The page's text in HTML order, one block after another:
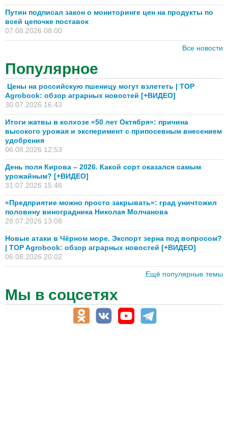
Путин подписал закон о мониторинге цен на продукты по
всей цепочке поставок
07.08.2026 08:00
Все новости
Популярное
Цены на российскую пшеницу могут взлететь | TOP
Agrobook: обзор аграрных новостей [+ВИДЕО]
30.07.2026 16:43
Итоги жатвы в колхозе «50 лет Октября»: причина
высокого урожая и эксперимент с припосевным внесением
удобрения
06.08.2026 12:53
День поля Кирова – 2026. Какой сорт оказался самым
урожайным? [+ВИДЕО]
31.07.2026 15:46
«Предприятие можно просто закрывать»: град уничтожил
половину виноградника Николая Молчанова
28.07.2026 13:08
Новые атаки в Чёрном море. Экспорт зерна под вопросом?
| TOP Agrobook: обзор аграрных новостей [+ВИДЕО]
06.08.2026 20:02
Ещё популярные темы
Мы в соцсетях